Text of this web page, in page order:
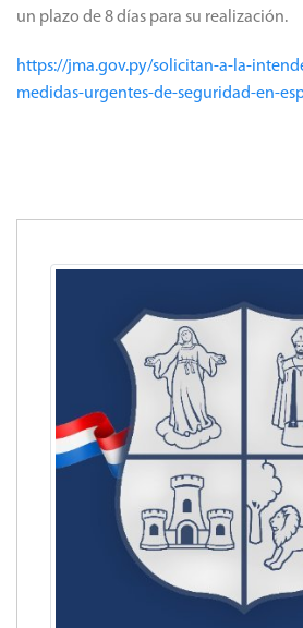
un plazo de 8 días para su realización.
https://jma.gov.py/solicitan-a-la-
medidas-urgentes-de-seguridad-en-